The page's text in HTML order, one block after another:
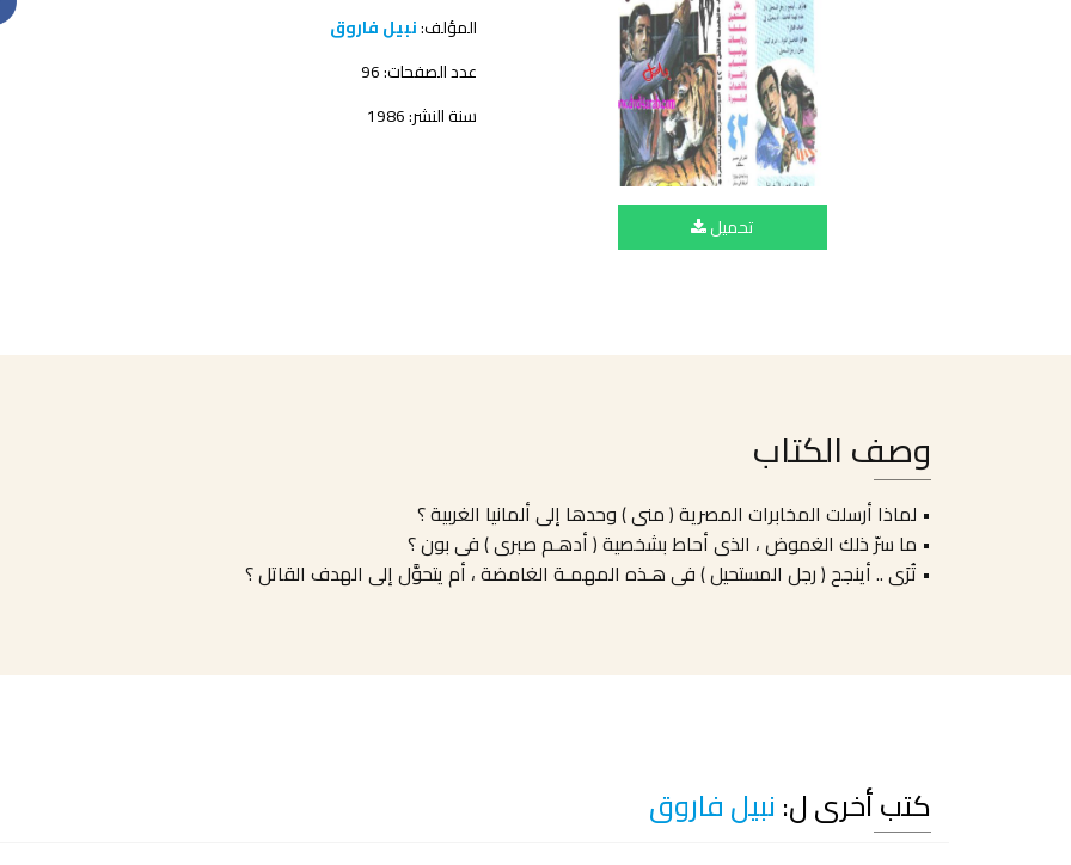
تحميل
المؤلف:نبيل فاروق
عدد الصفحات: 96
سنة النشر: 1986
وصف الكتاب
• لماذا أرسلت المخابرات المصرية ( منى ) وحدها إلى ألمانيا الغربية ؟
• ما سرّ ذلك الغموض ، الذى أحاط بشخصية ( أدهـم صبرى ) فى بون ؟
• تُرَى .. أينجح ( رجل المستحيل ) فى هـذه المهمـة الغامضة ، أم يتحوَّل إلى الهدف القاتل ؟
كتب أخرى ل: نبيل فاروق